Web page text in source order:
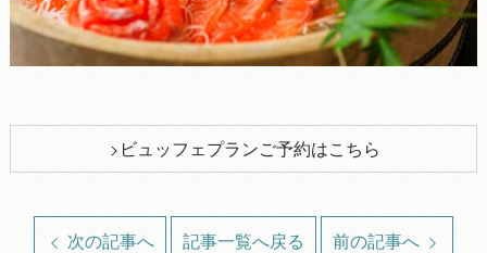
ビュッフェプランご予約はこちら
次の記事へ 記事一覧へ戻る 前の記事へ